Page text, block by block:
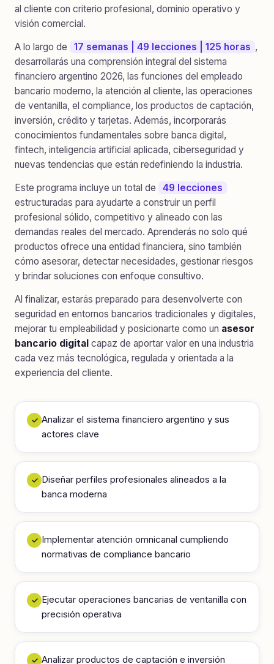
al cliente con criterio profesional, dominio operativo y
visión comercial.
A lo largo de
17 semanas | 49 lecciones | 125 horas ,
desarrollarás una comprensión integral del sistema
financiero argentino 2026, las funciones del empleado
bancario moderno, la atención al cliente, las operaciones
de ventanilla, el compliance, los productos de captación,
inversión, crédito y tarjetas. Además, incorporarás
conocimientos fundamentales sobre banca digital,
fintech, inteligencia artificial aplicada, ciberseguridad y
nuevas tendencias que están redefiniendo la industria.
Este programa incluye un total de
49 lecciones
estructuradas para ayudarte a construir un perfil
profesional sólido, competitivo y alineado con las
demandas reales del mercado. Aprenderás no solo qué
productos ofrece una entidad financiera, sino también
cómo asesorar, detectar necesidades, gestionar riesgos
y brindar soluciones con enfoque consultivo.
Al finalizar, estarás preparado para desenvolverte con
seguridad en entornos bancarios tradicionales y digitales,
mejorar tu empleabilidad y posicionarte como un asesor
bancario digital capaz de aportar valor en una industria
cada vez más tecnológica, regulada y orientada a la
experiencia del cliente.
✓ Analizar el sistema financiero argentino y sus
actores clave
✓ Diseñar perfiles profesionales alineados a la
banca moderna
✓ Implementar atención omnicanal cumpliendo
normativas de compliance bancario
✓ Ejecutar operaciones bancarias de ventanilla con
precisión operativa
✓ Analizar productos de captación e inversión